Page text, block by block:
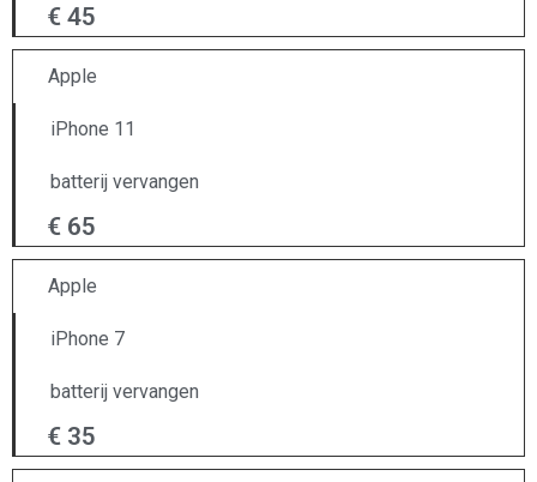
€ 45
Apple
iPhone 11
batterij vervangen
€ 65
Apple
iPhone 7
batterij vervangen
€ 35